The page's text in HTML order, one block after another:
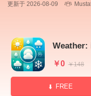
更新于 2026-08-09
￥0 ￥148
FREE